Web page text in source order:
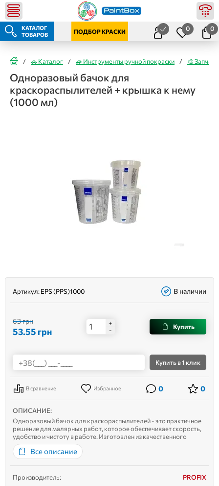
КАТАЛОГ
ТОВАРОВ
ПОДБОР КРАСКИ 0 0
/ 🚗 Каталог / 🚙 Инструменты ручной покраски / 🎨
Одноразовый бачок для
краскораспылителей + крышка к нему
(1000 мл)
Артикул:EPS (PPS)1000 В наличии
63 грн
53.55 грн
+
-
Купить
Купитьв 1 клик
В сравнение Избранное 0 0
ОПИСАНИЕ:
Одноразовый бачок для краскораспылителей - это практичное
решение для малярных работ, которое обеспечивает скорость,
удобство и чистоту в работе. Изготовлен из качественного
пластика, он легкий, герметичный и устойчивый к воздействию
красок и растворителей. Благодаря плотно прилегающей
крышке можно ...
Все описание
Производитель: PROFIX